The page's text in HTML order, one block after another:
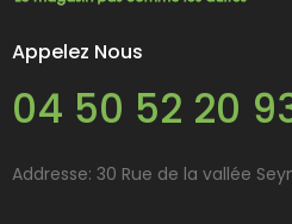
Appelez Nous
04 50 52 20
Addresse: 30 Rue de la vallée